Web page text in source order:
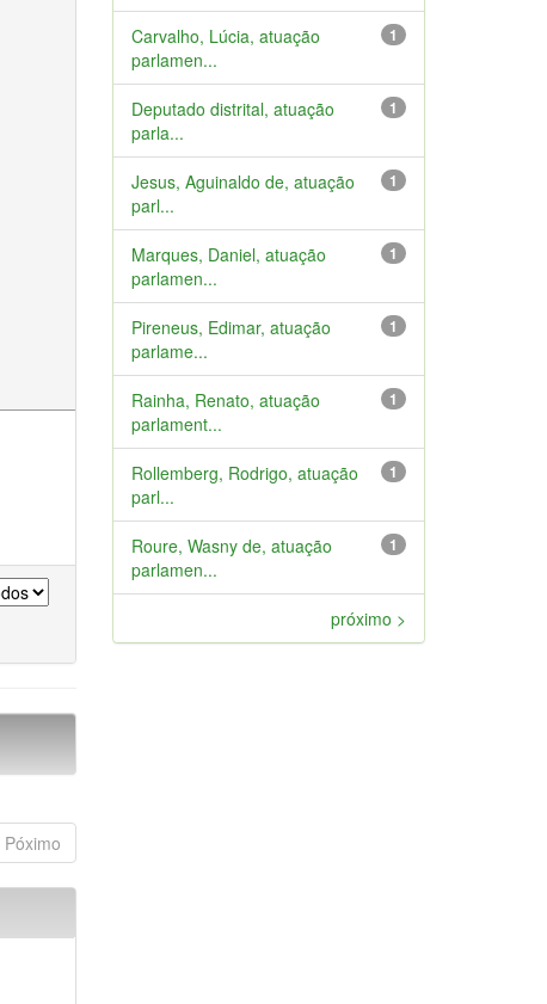
Póximo
1
Carvalho, Lúcia, atuação
parlamen...
1
Deputado distrital, atuação
parla...
1
Jesus, Aguinaldo de, atuação
parl...
1
Marques, Daniel, atuação
parlamen...
1
Pireneus, Edimar, atuação
parlame...
1
Rainha, Renato, atuação
parlament...
1
Rollemberg, Rodrigo, atuação
parl...
1
Roure, Wasny de, atuação
parlamen...
próximo >